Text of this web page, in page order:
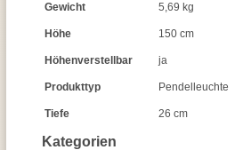
Kategorien
Gewicht 5,69 kg
Höhe 150 cm
Höhenverstellbar ja
Produkttyp Pendelleuchte
Tiefe 26 cm